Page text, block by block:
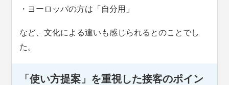
・ヨーロッパの方は「自分用」
など、文化による違いも感じられるとのことでし
た。
「使い方提案」を重視した接客のポイン